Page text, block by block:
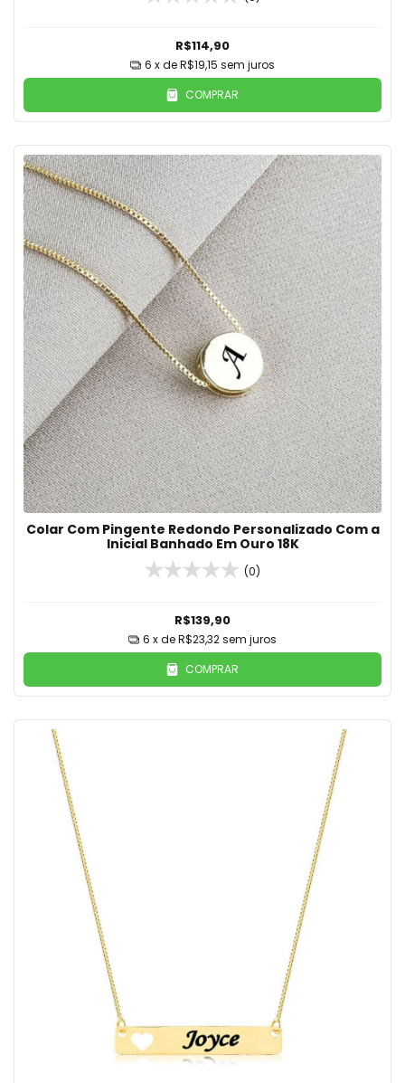
R$114,90
6 x deR$19,15 sem juros
COMPRAR
Colar Com Pingente Redondo Personalizado Com a
Inicial Banhado Em Ouro 18K
(0)
R$139,90
6 x deR$23,32sem juros
COMPRAR